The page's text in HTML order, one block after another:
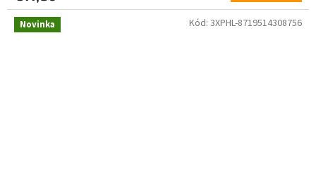
Novinka Kód: 3XPHL-8719514308756